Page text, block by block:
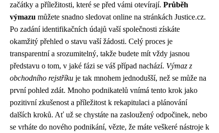
začátky a příležitosti, které se před vámi otevírají. Průběh
výmazu můžete snadno sledovat online na stránkách Justice.cz.
Po zadání identifikačních údajů vaší společnosti získáte
okamžitý přehled o stavu vaší žádosti. Celý proces je
transparentní a srozumitelný, takže budete mít vždy jasnou
představu o tom, v jaké fázi se váš případ nachází. Výmaz z
obchodního rejstříku je tak mnohem jednodušší, než se může na
první pohled zdát. Mnoho podnikatelů vnímá tento krok jako
pozitivní zkušenost a příležitost k rekapitulaci a plánování
dalších kroků. Ať už se chystáte na zasloužený odpočinek, nebo
se vrháte do nového podnikání, vězte, že máte veškeré nástroje k